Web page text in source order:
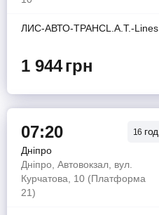
ЛИС-АВТО-ТРАНСL.A.T.-Lines
1 944грн
07:20 16 год
Дніпро
Дніпро, Автовокзал, вул.
Курчатова, 10 (Платформа
21)